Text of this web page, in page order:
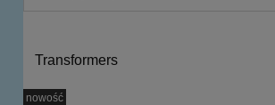
Transformers
nowość